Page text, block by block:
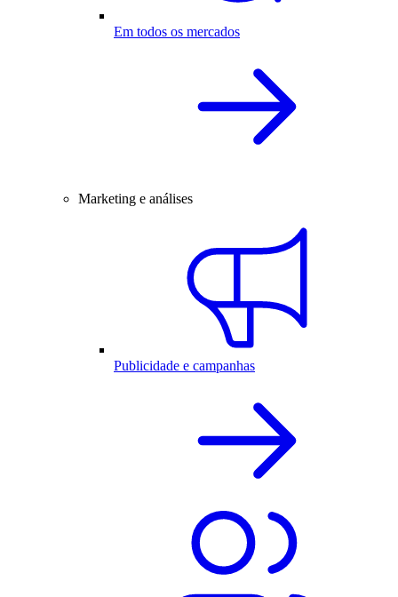
Em todos os mercados
Marketing e análises
Publicidade e campanhas